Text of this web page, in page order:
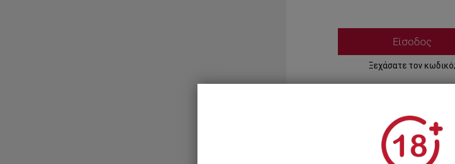
Ξεχάσατε τον κωδικό;
ΣΥΝΔΕΣΗ ΜΕ ...